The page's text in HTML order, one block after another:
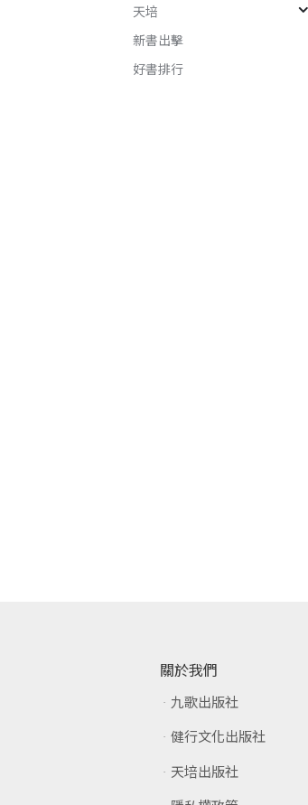
天培
新書出擊
好書排行
關於我們
九歌出版社
健行文化出版社
天培出版社